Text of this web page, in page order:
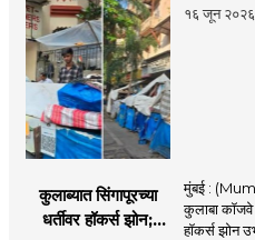
१६ जून २०२६
कुलाब्यात सिंगापूरच्या
धर्तीवर हॉकर्स झोन;
मुंबई :
कुलाबा कॉजवे
हॉकर्स झोन